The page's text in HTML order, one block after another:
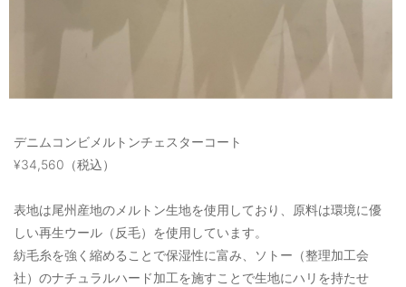
デニムコンビメルトンチェスターコート
¥34,560（税込）
表地は尾州産地のメルトン生地を使用しており、原料は環境に優
しい再生ウール（反毛）を使用しています。
紡毛糸を強く縮めることで保湿性に富み、ソトー（整理加工会
社）のナチュラルハード加工を施すことで生地にハリを持たせ